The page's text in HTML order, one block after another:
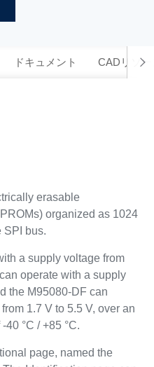
ドキュメント CADリソー
erasable
organized as 1024
SPI bus.
a supply voltage from
operate with a supply
the M95080-DF can
1.7 V to 5.5 V, over an
°C / +85 °C.
page, named the